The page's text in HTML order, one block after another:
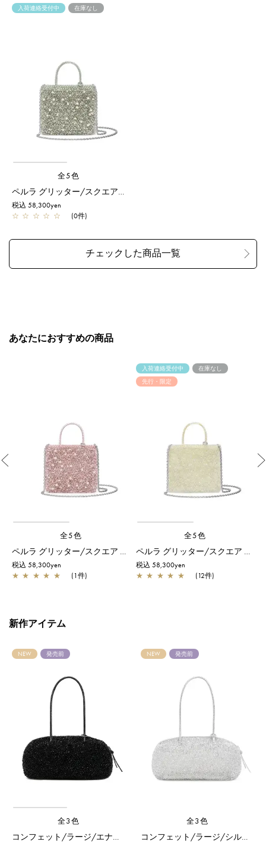
入荷連絡受付中 在庫なし
全5色
税込 58,300yen
☆ ☆ ☆ ☆ ☆ (0件)
あなたにおすすめの商品
全5色
ペルラ グリッター/スクエア スモール/フラミンゴシルバー
税込 58,300yen
★ ★ ★ ★ ★ (1件)
入荷連絡受付中
在庫なし
先行・限定
全5色
ペルラ グリッター/スクエア スモール/オーロラトラスパレンテ【オンラインストア先行販売カラー】
税込 58,300yen
★ ★ ★ ★ ★ (12件)
新作アイテム
NEW 発売前
全3色
コンフェット/ラージ/エナメルブラック
NEW 発売前
全3色
コンフェット/ラージ/シルバー